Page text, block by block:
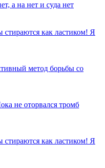
а на нет и суда нет
стираются как ластиком! Я
метод борьбы со
не оторвался тромб
стираются как ластиком! Я